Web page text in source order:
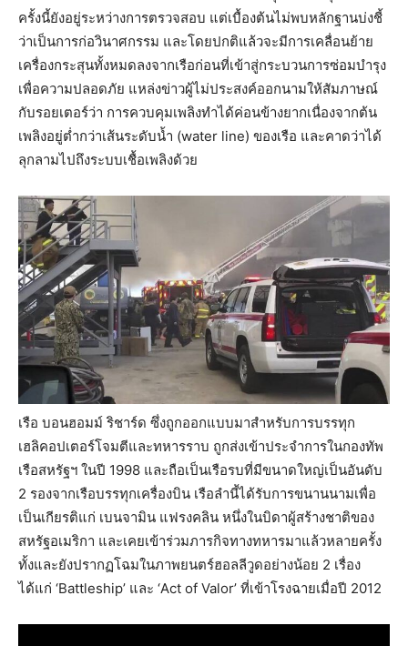
ครั้งนี้ยังอยู่ระหว่างการตรวจสอบ แต่เบื้องต้นไม่พบหลักฐานบ่งชี้
ว่าเป็นการก่อวินาศกรรม และโดยปกติแล้วจะมีการเคลื่อนย้าย
เครื่องกระสุนทั้งหมดลงจากเรือก่อนที่เข้าสู่กระบวนการซ่อมบำรุง
เพื่อความปลอดภัย แหล่งข่าวผู้ไม่ประสงค์ออกนามให้สัมภาษณ์
กับรอยเตอร์ว่า การควบคุมเพลิงทำได้ค่อนข้างยากเนื่องจากต้น
เพลิงอยู่ต่ำกว่าเส้นระดับน้ำ (water line) ของเรือ และคาดว่าได้
ลุกลามไปถึงระบบเชื้อเพลิงด้วย
เรือ บอนฮอมม์ ริชาร์ด ซึ่งถูกออกแบบมาสำหรับการบรรทุก
เฮลิคอปเตอร์โจมตีและทหารราบ ถูกส่งเข้าประจำการในกองทัพ
เรือสหรัฐฯ ในปี 1998 และถือเป็นเรือรบที่มีขนาดใหญ่เป็นอันดับ
2 รองจากเรือบรรทุกเครื่องบิน เรือลำนี้ได้รับการขนานนามเพื่อ
เป็นเกียรติแก่ เบนจามิน แฟรงคลิน หนึ่งในบิดาผู้สร้างชาติของ
สหรัฐอเมริกา และเคยเข้าร่วมภารกิจทางทหารมาแล้วหลายครั้ง
ทั้งและยังปรากฏโฉมในภาพยนตร์ฮอลลีวูดอย่างน้อย 2 เรื่อง
ได้แก่ ‘Battleship’ และ ‘Act of Valor’ ที่เข้าโรงฉายเมื่อปี 2012